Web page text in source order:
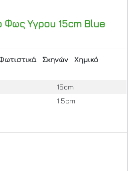
Φως Υγρου 15cm Blue
Σκηνών
Χημικό
15cm
1.5cm